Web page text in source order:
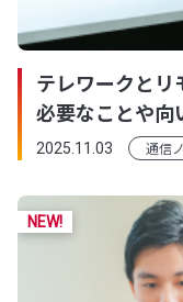
テレワークとリ
必要なことや向
2025.11.03 通信